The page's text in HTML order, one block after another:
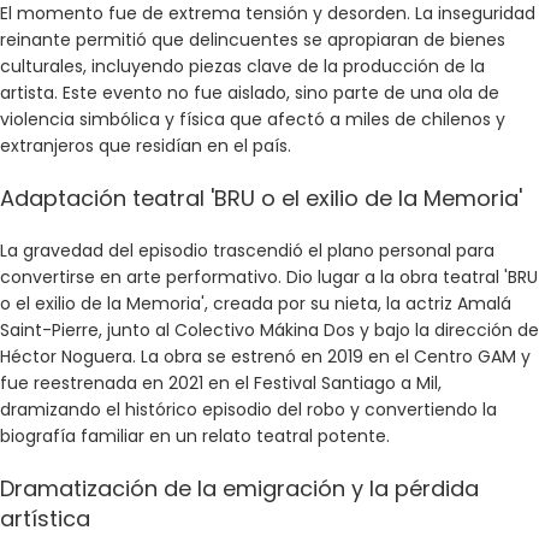
El momento fue de extrema tensión y desorden. La inseguridad
reinante permitió que delincuentes se apropiaran de bienes
culturales, incluyendo piezas clave de la producción de la
artista. Este evento no fue aislado, sino parte de una ola de
violencia simbólica y física que afectó a miles de chilenos y
extranjeros que residían en el país.
Adaptación teatral 'BRU o el exilio de la Memoria'
La gravedad del episodio trascendió el plano personal para
convertirse en arte performativo. Dio lugar a la obra teatral 'BRU
o el exilio de la Memoria', creada por su nieta, la actriz Amalá
Saint-Pierre, junto al Colectivo Mákina Dos y bajo la dirección de
Héctor Noguera. La obra se estrenó en 2019 en el Centro GAM y
fue reestrenada en 2021 en el Festival Santiago a Mil,
dramizando el histórico episodio del robo y convertiendo la
biografía familiar en un relato teatral potente.
Dramatización de la emigración y la pérdida
artística